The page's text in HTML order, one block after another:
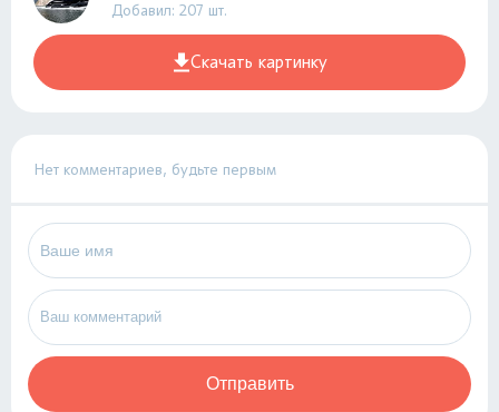
Добавил: 207 шт.
Скачать картинку
Нет комментариев, будьте первым
Отправить